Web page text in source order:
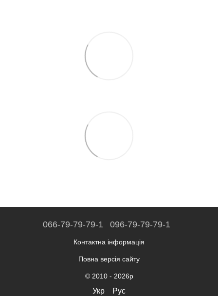
066-79-79-79-1 096-79-79-79-1
Контактна інформація
Повна версія сайту
© 2010 - 2026р
Укр Рус